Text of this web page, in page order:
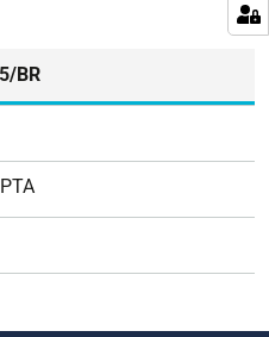
BR